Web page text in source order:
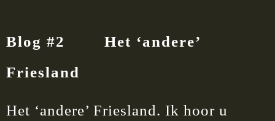
Blog #2 Het ‘andere’
Friesland
Het ‘andere’ Friesland. Ik hoor u